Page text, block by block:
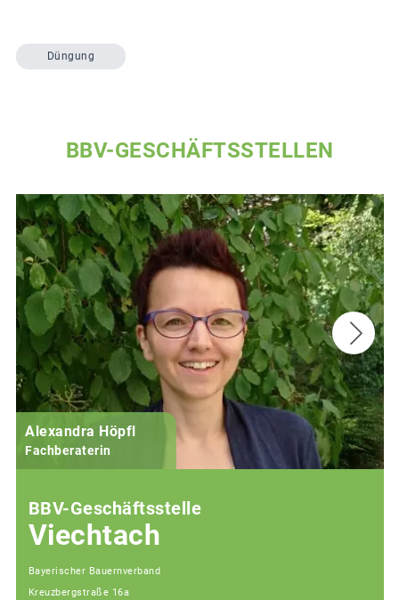
Düngung
BBV-GESCHÄFTSSTELLEN
Alexandra Höpfl
Fachberaterin
BBV-Geschäftsstelle
Viechtach
Bayerischer Bauernverband
Kreuzbergstraße 16a